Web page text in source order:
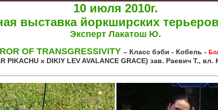
10 июля 2010г.
выставка йоркширских
Эксперт Лакатош Ю.
OF TRANSGRESSIVITY – Класс бэби - Кобель -
PIKACHU x DIKIY LEV AVALANCE GRACE) зав. Раевич Т., вл.